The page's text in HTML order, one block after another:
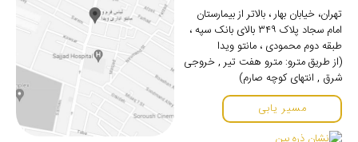
تهران، خیابان بهار ، بالاتر از بیمارستان
امام سجاد پلاک ۳۴۹ بالای بانک سپه ،
طبقه دوم محمودی ، مانتو ویدا
(از طریق مترو: مترو هفت تیر , خروجی
شرق , انتهای کوچه صارم)
مسیر یابی